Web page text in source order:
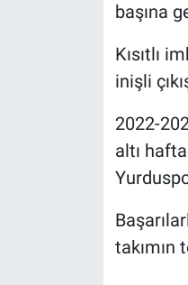
başına
Kısıtlı
inişli
2022-
altı